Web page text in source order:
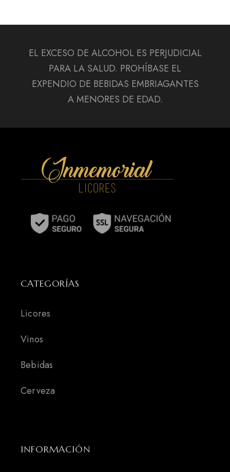
EL EXCESO DE ALCOHOL ES PERJUDICIAL
PARA LA SALUD. PROHÍBASE EL
EXPENDIO DE BEBIDAS EMBRIAGANTES
A MENORES DE EDAD.
CATEGORÍAS
Licores
Vinos
Bebidas
Cerveza
INFORMACIÓN